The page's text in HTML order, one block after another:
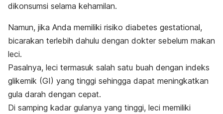
dikonsumsi selama kehamilan.
Namun, jika Anda memiliki risiko diabetes gestational,
bicarakan terlebih dahulu dengan dokter sebelum makan
leci.
Pasalnya, leci termasuk salah satu buah dengan indeks
glikemik (GI) yang tinggi sehingga dapat meningkatkan
gula darah dengan cepat.
Di samping kadar gulanya yang tinggi, leci memiliki